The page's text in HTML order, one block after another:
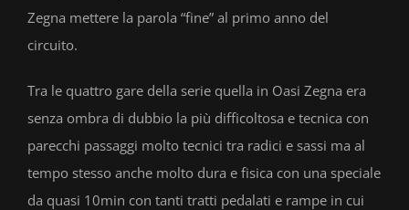
Zegna mettere la parola “fine” al primo anno del
circuito.
Tra le quattro gare della serie quella in Oasi Zegna era
senza ombra di dubbio la più difficoltosa e tecnica con
parecchi passaggi molto tecnici tra radici e sassi ma al
tempo stesso anche molto dura e fisica con una speciale
da quasi 10min con tanti tratti pedalati e rampe in cui